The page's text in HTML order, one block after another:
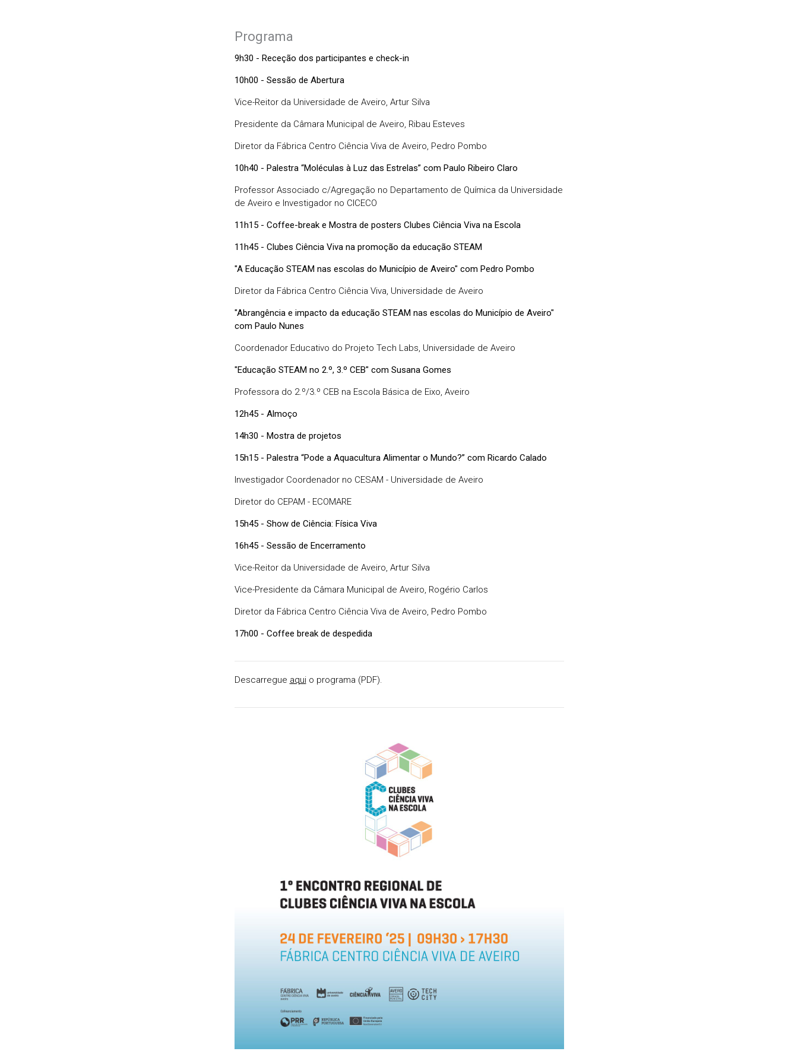
Programa
9h30 - Receção dos participantes e check-in
10h00 - Sessão de Abertura
Vice-Reitor da Universidade de Aveiro, Artur Silva
Presidente da Câmara Municipal de Aveiro, Ribau Esteves
Diretor da Fábrica Centro Ciência Viva de Aveiro, Pedro Pombo
10h40 - Palestra “Moléculas à Luz das Estrelas” com Paulo Ribeiro Claro
Professor Associado c/Agregação no Departamento de Química da Universidade
de Aveiro e Investigador no CICECO
11h15 - Coffee-break e Mostra de posters Clubes Ciência Viva na Escola
11h45 - Clubes Ciência Viva na promoção da educação STEAM
"A Educação STEAM nas escolas do Município de Aveiro" com Pedro Pombo
Diretor da Fábrica Centro Ciência Viva, Universidade de Aveiro
"Abrangência e impacto da educação STEAM nas escolas do Município de Aveiro"
com Paulo Nunes
Coordenador Educativo do Projeto Tech Labs, Universidade de Aveiro
"Educação STEAM no 2.º, 3.º CEB" com Susana Gomes
Professora do 2.º/3.º CEB na Escola Básica de Eixo, Aveiro
12h45 - Almoço
14h30 - Mostra de projetos
15h15 - Palestra “Pode a Aquacultura Alimentar o Mundo?” com Ricardo Calado
Investigador Coordenador no CESAM - Universidade de Aveiro
Diretor do CEPAM - ECOMARE
15h45 - Show de Ciência: Física Viva
16h45 - Sessão de Encerramento
Vice-Reitor da Universidade de Aveiro, Artur Silva
Vice-Presidente da Câmara Municipal de Aveiro, Rogério Carlos
Diretor da Fábrica Centro Ciência Viva de Aveiro, Pedro Pombo
17h00 - Coffee break de despedida
Descarregue aquio programa (PDF).